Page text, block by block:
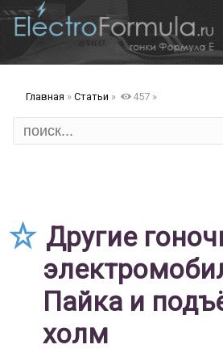
Формат этапа
Главная » Статьи » 457»
Другие
Пайка и
холм